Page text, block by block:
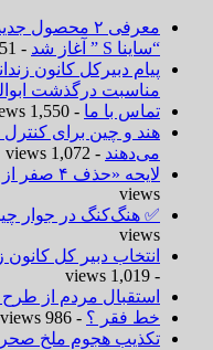
“ساینا S ” آغاز شد
- 2,451 views
پیام دبیرکل کانون
مناسبت درگذشت
تماس با ما - 1,550 views
هند و چین برای
می‌دهند - 1,072 views
لایحه «حذف ۴ صفر از پول ملی» به مجلس رفت
views
✅ هنگ‌کنگ در جوار
views
انتخاب دبیر کل
- 1,019 views
استقبال مردم از
خط فقر ؟ - 986 views
تکذیب هجوم ملخ